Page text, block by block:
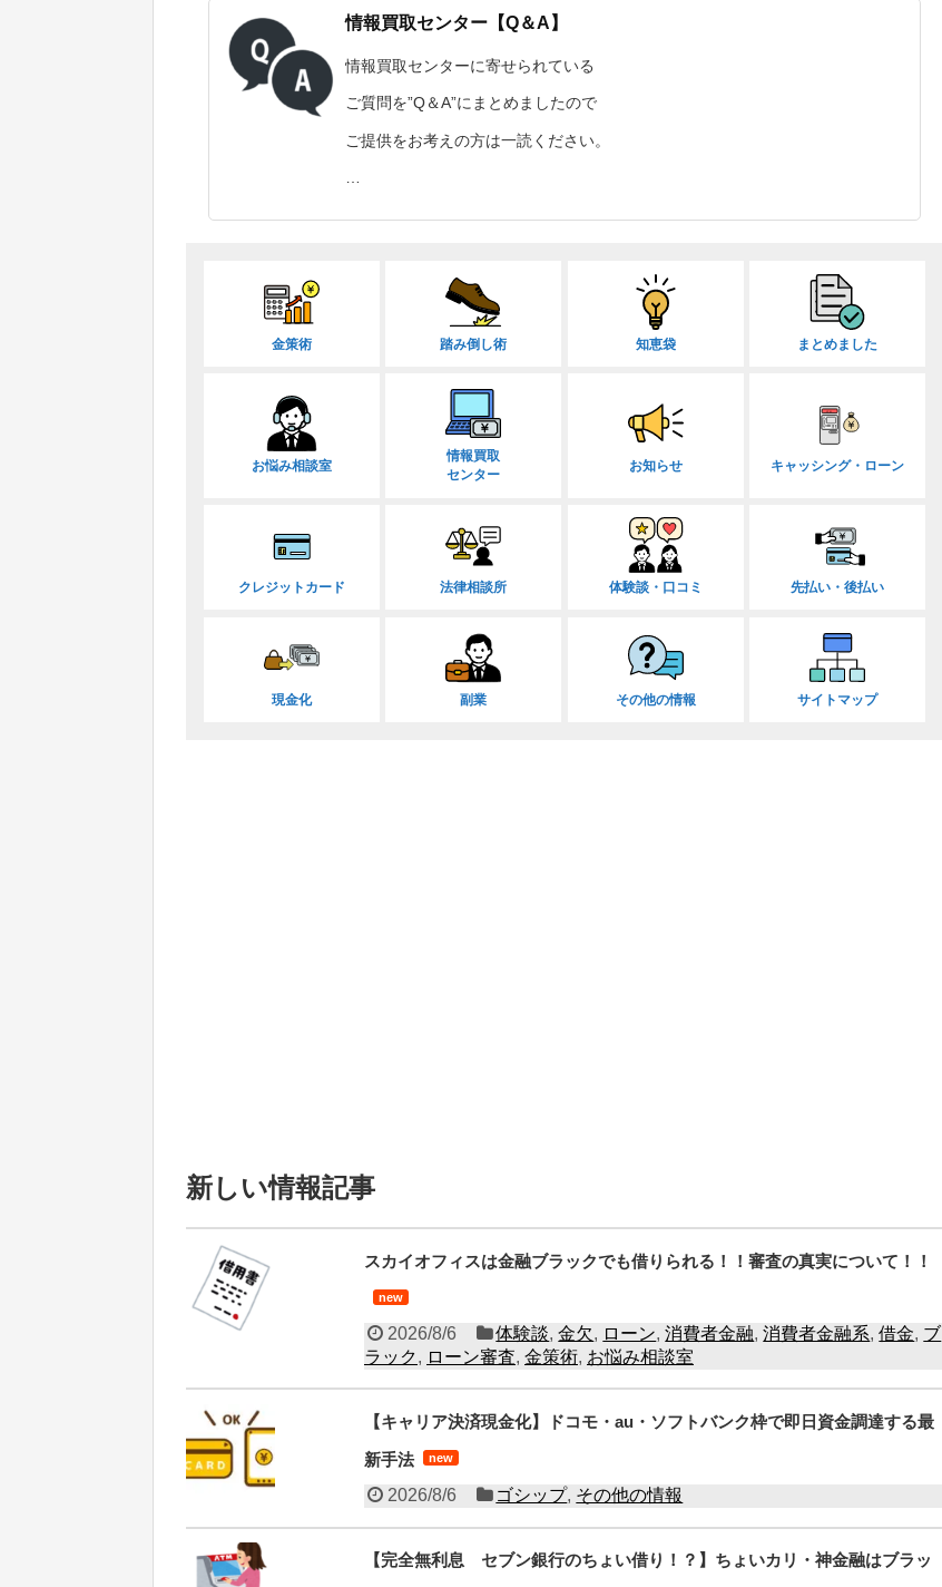
情報買取センター【Q＆A】
情報買取センターに寄せられている
ご質問を”Q＆A”にまとめましたので
ご提供をお考えの方は一読ください。
金策術 踏み倒し術 知恵袋 まとめました
お悩み相談室
情報買取
センター
お知らせ キャッシング・ローン
クレジットカード 法律相談所 体験談・口コミ 先払い・後払い
現金化 副業 その他の情報 サイトマップ
新しい情報記事
スカイオフィスは金融ブラックでも借りられる！！審査の真実について！！
new
2026/8/6 体験談,金欠, ローン,消費者金融,消費者金融系,借金, ブ
ラック, ローン審査, 金策術, お悩み相談室
【キャリア決済現金化】ドコモ・au・ソフトバンク枠で即日資金調達する最
新手法
new
2026/8/6 ゴシップ, その他の情報
【完全無利息 セブン銀行のちょい借り！？】ちょいカリ・神金融はブラッ